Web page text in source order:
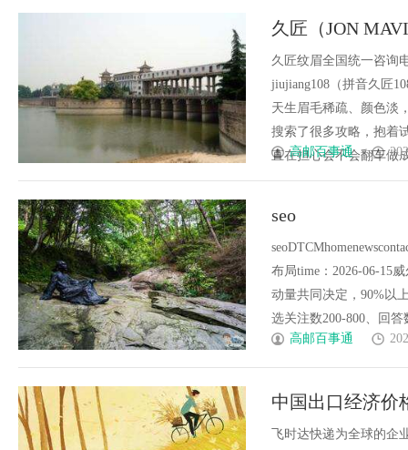
久匠（JON
纹唇预约I美瞳
久匠纹眉全国统一咨询
jiujiang108（拼音久匠
天生眉毛稀疏、颜色淡
搜索了很多攻略，抱着
直在担心会不会翻车做
高邮百事通
seo
布局time：2026-06-15
动量共同决定，90%以
选关注数200-800、回
高邮百事通
中国出口经济价
递代理FedEx联
飞时达快递为全球的企